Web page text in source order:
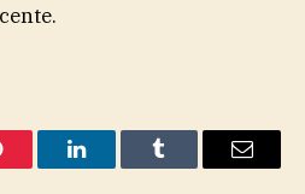
LinkedInTumblr Email